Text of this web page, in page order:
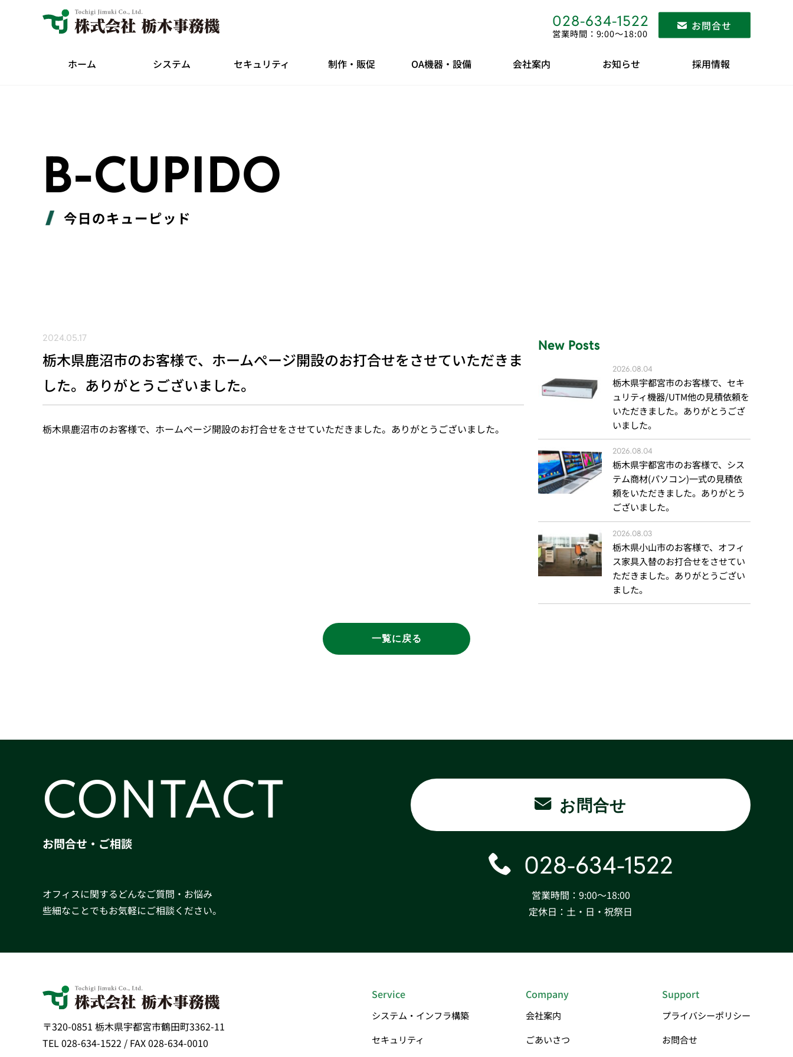
028-634-1522
営業時間：9:00〜18:00
お問合せ
ホーム システム セキュリティ 制作・販促 OA機器・設備 会社案内 お知らせ 採用情報
B-CUPIDO
今日のキューピッド
2024.05.17
栃木県鹿沼市のお客様で、ホームぺージ開設のお打合せをさせていただきま
した。ありがとうございました。
栃木県鹿沼市のお客様で、ホームぺージ開設のお打合せをさせていただきました。ありがとうございました。
New Posts
2026.08.04
栃木県宇都宮市のお客様で、セキ
ュリティ機器/UTM他の見積依頼を
いただきました。ありがとうござ
いました。
2026.08.04
栃木県宇都宮市のお客様で、シス
テム商材(パソコン)一式の見積依
頼をいただきました。ありがとう
ございました。
2026.08.03
栃木県小山市のお客様で、オフィ
ス家具入替のお打合せをさせてい
ただきました。ありがとうござい
ました。
一覧に戻る
CONTACT
お問合せ・ご相談
オフィスに関するどんなご質問・お悩み
些細なことでもお気軽にご相談ください。
お問合せ
028-634-1522
営業時間：9:00〜18:00
定休日：土・日・祝祭日
〒320-0851 栃木県宇都宮市鶴田町3362-11
TEL 028-634-1522 / FAX 028-634-0010
Service
システム・インフラ構築
セキュリティ
Company
会社案内
ごあいさつ
Support
プライバシーポリシー
お問合せ